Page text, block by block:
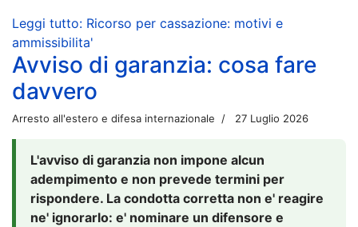
Leggi tutto: Ricorso per cassazione: motivi e
ammissibilita'
Avviso di garanzia: cosa fare
davvero
Arresto all'estero e difesa internazionale 27 Luglio 2026
L'avviso di garanzia non impone alcun
adempimento e non prevede termini per
rispondere. La condotta corretta non e' reagire
ne' ignorarlo: e' nominare un difensore e